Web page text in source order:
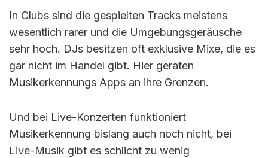
In Clubs sind die gespielten Tracks meistens
wesentlich rarer und die Umgebungsgeräusche
sehr hoch. DJs besitzen oft exklusive Mixe, die es
gar nicht im Handel gibt. Hier geraten
Musikerkennungs Apps an ihre Grenzen.
Und bei Live-Konzerten funktioniert
Musikerkennung bislang auch noch nicht, bei
Live-Musik gibt es schlicht zu wenig